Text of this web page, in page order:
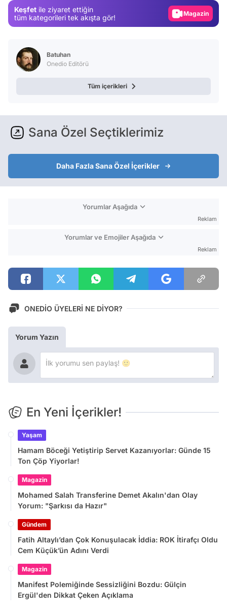
Keşfet ile ziyaret ettiğin
tüm kategorileri tek akışta gör!
Magazin
Video
Batuhan
Onedio Editörü
Tüm içerikleri
Sana Özel Seçtiklerimiz
Daha Fazla Sana Özel İçerikler
Yorumlar Aşağıda
Reklam
Yorumlar ve Emojiler Aşağıda
Reklam
ONEDİO ÜYELERİ NE DİYOR?
Yorum Yazın
En Yeni İçerikler!
Yaşam
Hamam Böceği Yetiştirip Servet Kazanıyorlar: Günde 15
Ton Çöp Yiyorlar!
Magazin
Mohamed Salah Transferine Demet Akalın'dan Olay
Yorum: "Şarkısı da Hazır"
Gündem
Fatih Altaylı’dan Çok Konuşulacak İddia: ROK İtirafçı Oldu
Cem Küçük’ün Adını Verdi
Magazin
Manifest Polemiğinde Sessizliğini Bozdu: Gülçin
Ergül'den Dikkat Çeken Açıklama